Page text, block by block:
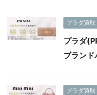
プラダ買取
プラダ
ブラン
プラダ買取